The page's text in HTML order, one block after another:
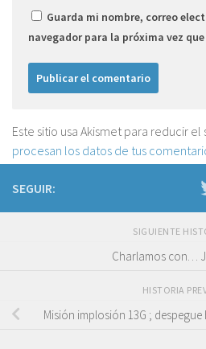
Guarda mi nombre, correo
navegador para la próxima vez
Este sitio usa Akismet para reducir el
procesan los datos de tus
SEGUIR:
SIGUIENTE
Charlamos con…
HISTORIA
Misión implosión 13G ;